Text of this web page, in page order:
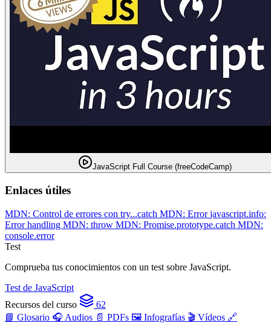
JavaScript Full Course (freeCodeCamp)
Enlaces útiles
MDN: Control de errores con try...catch MDN: Errorjavascript.info:
Error handling MDN: throw MDN: Promise.prototype.catch MDN:
console.error
Test
Comprueba tus conocimientos con un test sobre JavaScript.
Test de JavaScript
Recursos del curso
62
📘 Glosario 🎧 Audios 📄 PDFs 🖼️ Infografías 🎬 Vídeos 🔗